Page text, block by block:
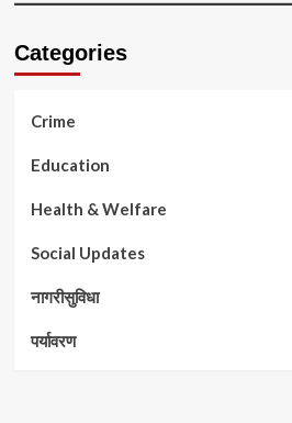
Categories
Crime
Education
Health & Welfare
Social Updates
नागरीसुविधा
पर्यावरण